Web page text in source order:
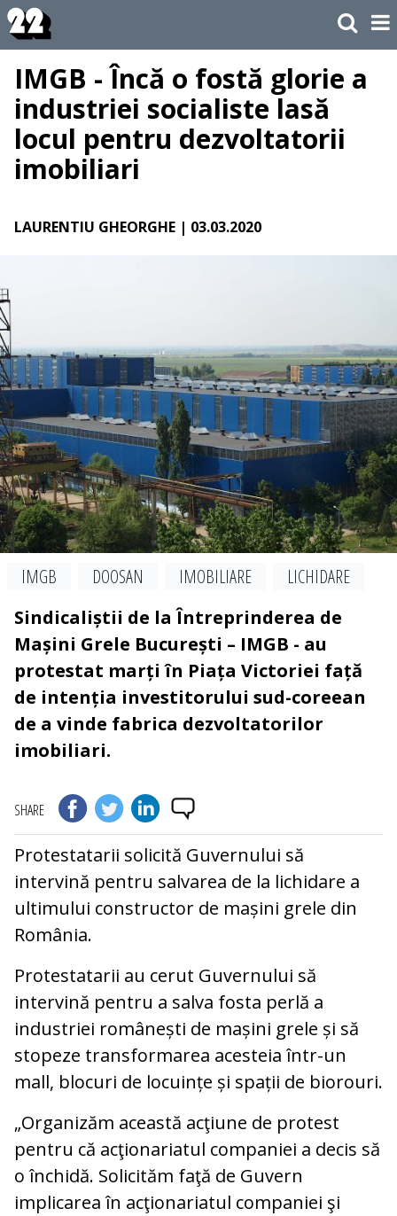
IMGB - Încă o fostă glorie a
industriei socialiste lasă
locul pentru dezvoltatorii
imobiliari
LAURENTIU GHEORGHE | 03.03.2020
IMGB DOOSAN IMOBILIARE
LICHIDARE
Sindicaliștii de la Întreprinderea de
Mașini Grele București – IMGB - au
protestat marți în Piața Victoriei față
de intenția investitorului sud-coreean
de a vinde fabrica dezvoltatorilor
imobiliari.
SHARE
Protestatarii solicită Guvernului să
intervină pentru salvarea de la lichidare a
ultimului constructor de mașini grele din
România.
Protestatarii au cerut Guvernului să
intervină pentru a salva fosta perlă a
industriei românești de mașini grele și să
stopeze transformarea acesteia într-un
mall, blocuri de locuințe și spații de biorouri.
„Organizăm această acţiune de protest
pentru că acţionariatul companiei a decis să
o închidă. Solicităm faţă de Guvern
implicarea în acţionariatul companiei şi